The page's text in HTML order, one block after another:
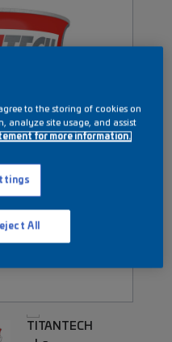
to the storing of cookies on
analyze site usage, and assist
for more information.
All